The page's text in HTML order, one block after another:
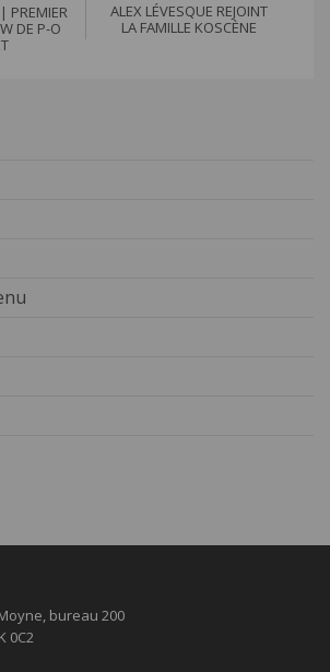
PREMIER
DE P-O
ALEX LÉVESQUE REJOINT
LA FAMILLE KOSCÈNE
bureau 200
0C2